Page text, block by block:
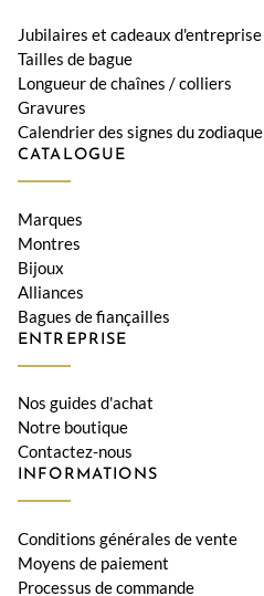
Jubilaires et cadeaux d'entreprise
Tailles de bague
Longueur de chaînes / colliers
Gravures
Calendrier des signes du zodiaque
CATALOGUE
Marques
Montres
Bijoux
Alliances
Bagues de fiançailles
ENTREPRISE
Nos guides d'achat
Notre boutique
Contactez-nous
INFORMATIONS
Conditions générales de vente
Moyens de paiement
Processus de commande